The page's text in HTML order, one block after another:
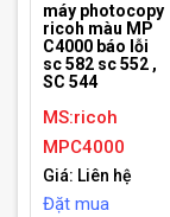
máy photocopy
ricoh màu MP
C4000 báo lỗi
sc 582 sc 552 ,
SC 544
MS:ricoh
MPC4000
Giá: Liên hệ
Đặt mua